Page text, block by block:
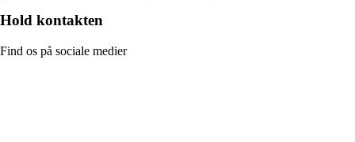
Hold kontakten
Find os på sociale medier